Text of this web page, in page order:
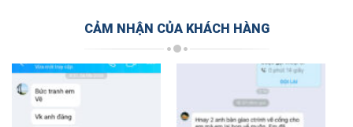
CẢM NHẬN CỦA KHÁCH HÀNG